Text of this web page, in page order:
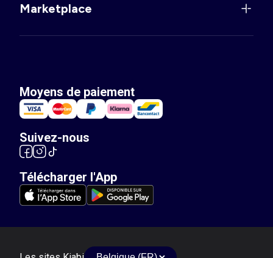
Marketplace
Moyens de paiement
Suivez-nous
Télécharger l'App